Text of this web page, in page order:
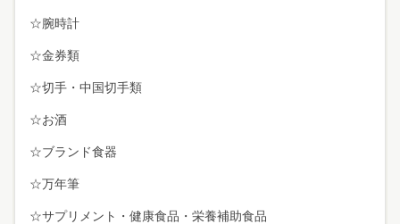
☆腕時計
☆金券類
☆切手・中国切手類
☆お酒
☆ブランド食器
☆万年筆
☆サプリメント・健康食品・栄養補助食品